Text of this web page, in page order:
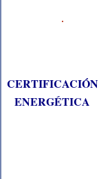
CERTIFICACIÓN
ENERGÉTICA